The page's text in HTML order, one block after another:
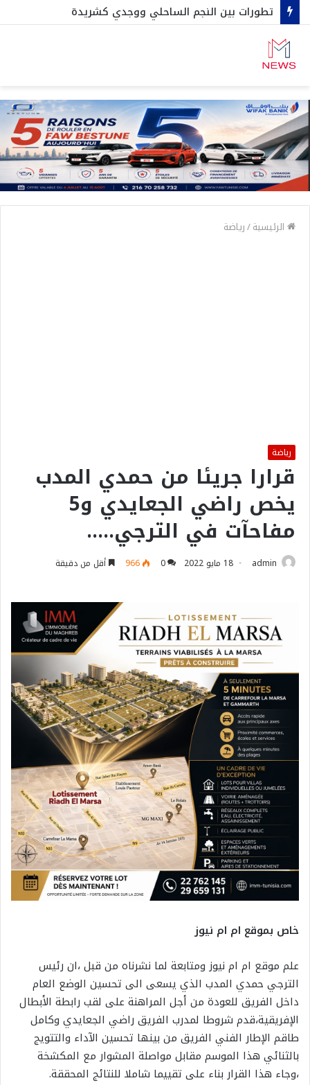
تطورات بين النجم الساحلي ووجدي كشريدة
الرئيسية/رياضة
رياضة
قرارا جريئا من حمدي المدب
يخص راضي الجعايدي و5
مفاحآت في الترجي…..
admin 18 مايو 2022 0
966 أقل من دقيقة
خاص بموقع ام ام نيوز
علم موقع ام ام نيوز ومتابعة لما نشرناه من قبل ،ان رئيس
الترجي حمدي المدب الذي يسعى الى تحسين الوضع العام
داخل الفريق للعودة من أجل المراهنة على لقب رابطة الأبطال
الإفريقية،قدم شروطا لمدرب الفريق راضي الجعايدي وكامل
طاقم الإطار الفني الفريق من بينها تحسين الآداء والتتويج
بالثنائي هذا الموسم مقابل مواصلة المشوار مع المكشخة
،وجاء هذا القرار بناء على تقييما شاملا للنتائج المحققة.